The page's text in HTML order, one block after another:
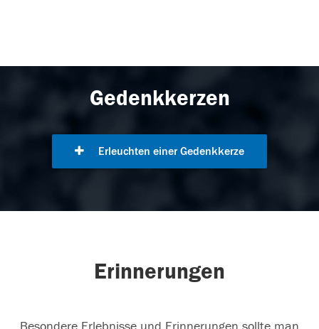
Gedenkkerzen
Erleuchten einer Gedenkkerze
Erinnerungen